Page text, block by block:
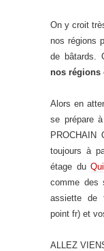
On y croit
nos régions
de bâtards.
nos régions
Alors en
se prépare
PROCHAIN
toujours à
étage du
comme des
assiette de
point fr) et
ALLEZ